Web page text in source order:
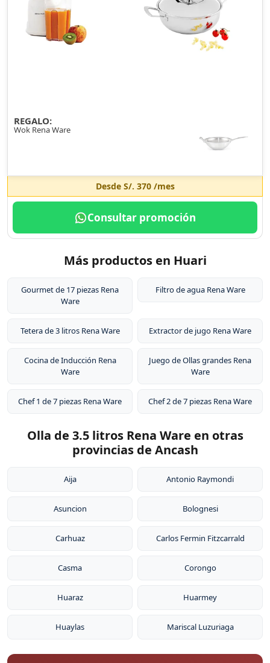
REGALO:
Wok Rena Ware
Desde S/. 370/mes
Consultar promoción
Más productos en Huari
Gourmet de 17 piezas Rena
Ware
Filtro de agua Rena Ware
Tetera de 3 litros Rena Ware Extractor de jugo Rena Ware
Cocina de Inducción Rena
Ware
Juego de Ollas grandes Rena
Ware
Chef 1 de 7 piezas Rena Ware Chef 2 de 7 piezas Rena Ware
Olla de 3.5 litros Rena Ware en otras
provincias de Ancash
Aija Antonio Raymondi
Asuncion Bolognesi
Carhuaz Carlos Fermin Fitzcarrald
Casma Corongo
Huaraz Huarmey
Huaylas Mariscal Luzuriaga